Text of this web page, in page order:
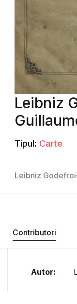
Leibniz
Tipul: Carte
Leibniz
Contributori
Autor: